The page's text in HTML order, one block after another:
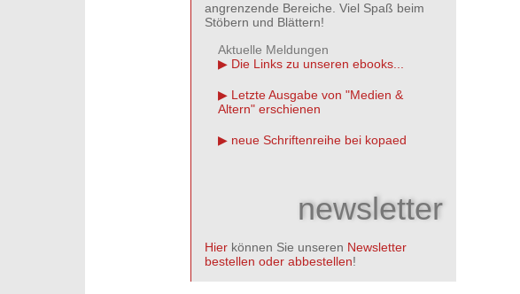
angrenzende Bereiche. Viel Spaß beim
Stöbern und Blättern!
Aktuelle Meldungen
Die Links zu unseren ebooks...
Letzte Ausgabe von "Medien &
Altern" erschienen
neue Schriftenreihe bei kopaed
newsletter
Hier können Sie unseren Newsletter
bestellen oder abbestellen!